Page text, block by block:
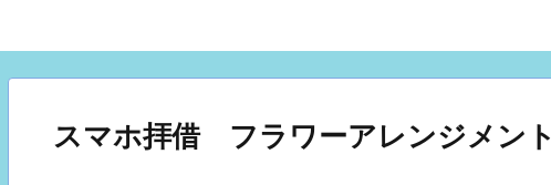
スマホ拝借 フラワーアレンジメント